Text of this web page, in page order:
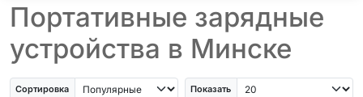
Портативные зарядные
устройства в Минске
Сортировка Показать